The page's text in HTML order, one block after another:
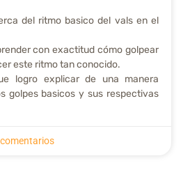
del ritmo basico del vals en el
con exactitud cómo golpear
este ritmo tan conocido.
logro explicar de una manera
golpes basicos y sus respectivas